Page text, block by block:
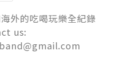
外的吃喝玩樂全紀錄
us: